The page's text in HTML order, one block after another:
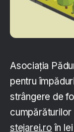
Asociația
pentru
strângere de
stejarei.ro în